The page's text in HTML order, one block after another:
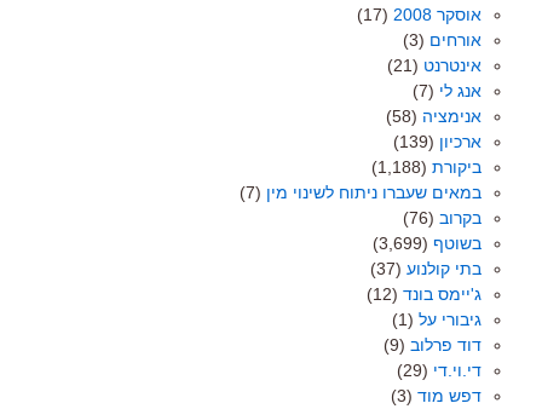
אוסקר 2008
(17)
אורחים (3)
אינטרנט (21)
אנג לי (7)
אנימציה (58)
ארכיון (139)
ביקורת (1,188)
במאים שעברו ניתוח לשינוי מין (7)
בקרוב (76)
בשוטף (3,699)
בתי קולנוע (37)
ג'יימס בונד (12)
גיבורי על (1)
דוד פרלוב (9)
די.וי.די (29)
דפש מוד (3)